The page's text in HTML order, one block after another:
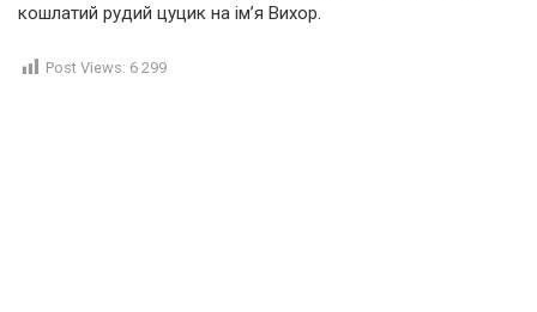
кошлатий рудий цуцик на ім’я Вихор.
Post Views: 6 299